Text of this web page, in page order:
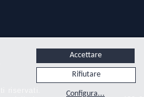
Accettare
Rifiutare
Configura...